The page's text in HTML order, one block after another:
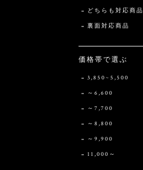
どちらも対応商品
裏面対応商品
価格帯で選ぶ
3,850~5,500
～6,600
～7,700
～8,800
～9,900
11,000～